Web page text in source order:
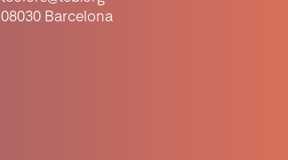
08030 Barcelona